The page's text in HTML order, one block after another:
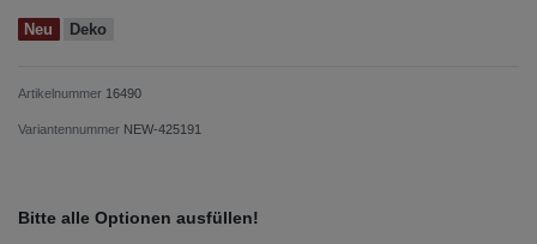
Neu Deko
Artikelnummer 16490
Variantennummer NEW-425191
Bitte alle Optionen ausfüllen!